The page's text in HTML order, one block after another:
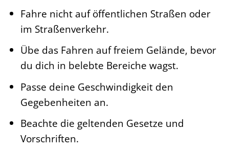
Fahre nicht auf öffentlichen Straßen oder
im Straßenverkehr.
Übe das Fahren auf freiem Gelände, bevor
du dich in belebte Bereiche wagst.
Passe deine Geschwindigkeit den
Gegebenheiten an.
Beachte die geltenden Gesetze und
Vorschriften.